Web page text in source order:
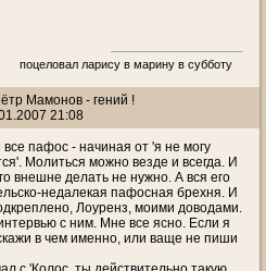
поцеловал ларису в марину в субботу
Мамонов - гений !
21:08
все пафос - начиная от 'я не могу
Молиться можно везде и всегда. И
внешне делать не нужно. А вся его
недалекая пафосная брехня. И
Лоуренз, моими доводами.
с ним. Мне все ясно. Если я
в чем именно, или ваще не пиши